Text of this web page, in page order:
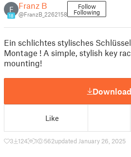
F
18
Franz B
@FranzB_2262158
Follow
Following
Ein schlichtes stylisches
Montage ! A simple, stylish key
mounting!
Download
Like
3 124 1 562updated January 26, 2025